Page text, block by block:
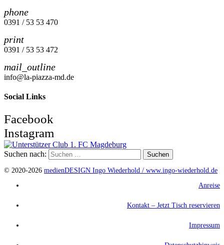
phone
0391 / 53 53 470
print
0391 / 53 53 472
mail_outline
info@la-piazza-md.de
Social Links
Facebook
Instagram
Suchen nach:
© 2020-2026 medienDESIGN Ingo Wiederhold / www.ingo-wiederhold.de
Anreise
Kontakt – Jetzt Tisch reservieren
Impressum